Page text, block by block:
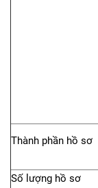
Thành phần hồ sơ
Số lượng hồ sơ